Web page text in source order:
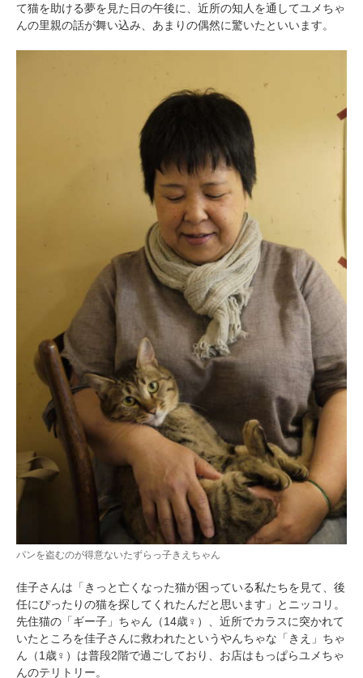
て猫を助ける夢を見た日の午後に、近所の知人を通してユメちゃ
んの里親の話が舞い込み、あまりの偶然に驚いたといいます。
パンを盗むのが得意ないたずらっ子きえちゃん
佳子さんは「きっと亡くなった猫が困っている私たちを見て、後
任にぴったりの猫を探してくれたんだと思います」とニッコリ。
先住猫の「ギー子」ちゃん（14歳♀）、近所でカラスに突かれて
いたところを佳子さんに救われたというやんちゃな「きえ」ちゃ
ん（1歳♀）は普段2階で過ごしており、お店はもっぱらユメちゃ
んのテリトリー。
PECOアプリをダウンロード済みの方
アプリで開く